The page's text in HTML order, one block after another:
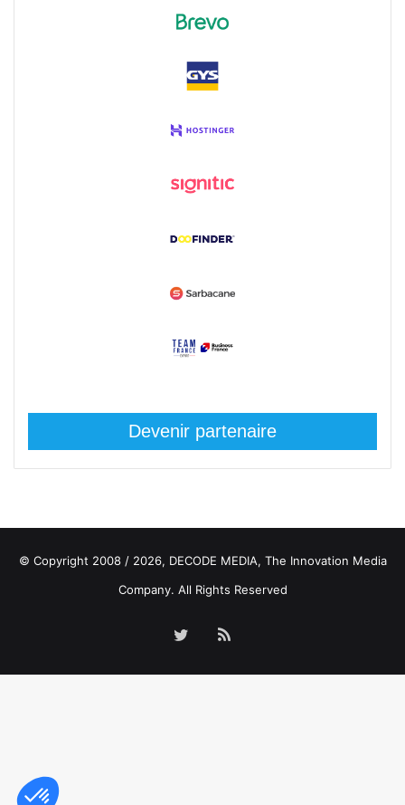
Devenir partenaire
© Copyright 2008 / 2026, DECODE MEDIA, The Innovation Media
Company. All Rights Reserved
TwitterRSS